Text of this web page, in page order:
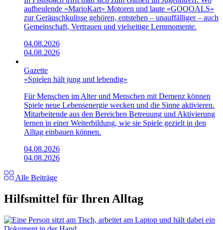
aufheulende «Mario­Kart»­ Motoren und laute «GOOOALS»
zur Geräuschkulisse gehören, entstehen – unauffälliger – auch
Gemeinschaft, Vertrauen und vielseitige Lernmomente.
04.08.2026
04.08.2026
Gazette
«Spielen hält jung und lebendig»
Für Menschen im Alter und Menschen mit Demenz können
Spiele neue Lebensenergie wecken und die Sinne aktivieren.
Mitarbeitende aus den Bereichen Betreuung und Aktivierung
lernen in einer Weiterbildung, wie sie Spiele gezielt in den
Alltag einbauen können.
04.08.2026
04.08.2026
Alle Beiträge
Hilfsmittel für Ihren Alltag